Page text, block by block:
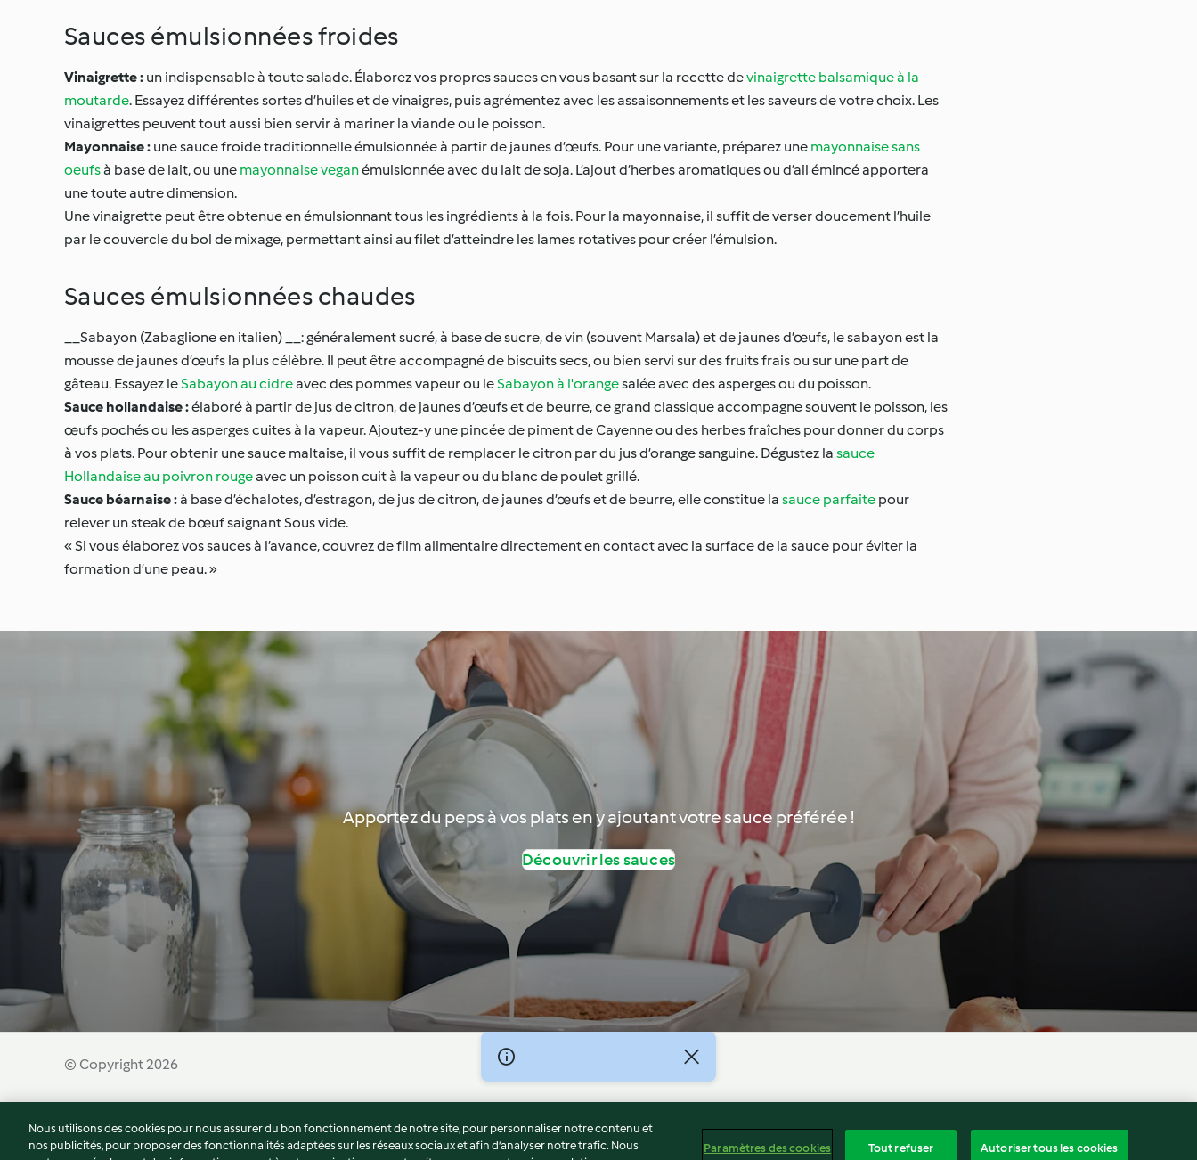
Sauces émulsionnées froides
Vinaigrette : un indispensable à toute salade. Élaborez vos propres sauces en vous basant sur la recette devinaigrette balsamique à la
moutarde. Essayez différentes sortes d’huiles et de vinaigres, puis agrémentez avec les assaisonnements et les saveurs de votre choix. Les
vinaigrettes peuvent tout aussi bien servir à mariner la viande ou le poisson.
Mayonnaise : une sauce froide traditionnelle émulsionnée à partir de jaunes d’œufs. Pour une variante, préparez une mayonnaise sans
oeufsà base de lait, ou une mayonnaise veganémulsionnée avec du lait de soja. L’ajout d’herbes aromatiques ou d’ail émincé apportera
une toute autre dimension.
Une vinaigrette peut être obtenue en émulsionnant tous les ingrédients à la fois. Pour la mayonnaise, il suffit de verser doucement l’huile
par le couvercle du bol de mixage, permettant ainsi au filet d’atteindre les lames rotatives pour créer l’émulsion.
Sauces émulsionnées chaudes
__Sabayon (Zabaglione en italien) __: généralement sucré, à base de sucre, de vin (souvent Marsala) et de jaunes d’œufs, le sabayon est la
mousse de jaunes d’œufs la plus célèbre. Il peut être accompagné de biscuits secs, ou bien servi sur des fruits frais ou sur une part de
gâteau. Essayez leSabayon au cidreavec des pommes vapeur ou leSabayon à l'orangesalée avec des asperges ou du poisson.
Sauce hollandaise :élaboré à partir de jus de citron, de jaunes d’œufs et de beurre, ce grand classique accompagne souvent le poisson, les
œufs pochés ou les asperges cuites à la vapeur. Ajoutez-y une pincée de piment de Cayenne ou des herbes fraîches pour donner du corps
à vos plats. Pour obtenir une sauce maltaise, il vous suffit de remplacer le citron par du jus d’orange sanguine. Dégustez la sauce
Hollandaise au poivron rougeavec un poisson cuit à la vapeur ou du blanc de poulet grillé.
Sauce béarnaise :à base d’échalotes, d’estragon, de jus de citron, de jaunes d’œufs et de beurre, elle constitue la sauce parfaite pour
relever un steak de bœuf saignant Sous vide.
« Si vous élaborez vos sauces à l’avance, couvrez de film alimentaire directement en contact avec la surface de la sauce pour éviter la
formation d’une peau. »
Apportez du peps à vos plats en y ajoutant votre sauce préférée !
Découvrir les sauces
© Copyright 2026
Conditions d'utilisation Politique de confidentialité Non-responsabilité Mentions légales Cookies Contenu du rapport Résilier le contrat
Nous utilisons des cookies pour nous assurer du bon fonctionnement de notre site, pour personnaliser notre contenu et
nos publicités, pour proposer des fonctionnalités adaptées sur les réseaux sociaux et afin d’analyser notre trafic. Nous
Paramètres des cookies Tout refuser Autoriser tous les cookies